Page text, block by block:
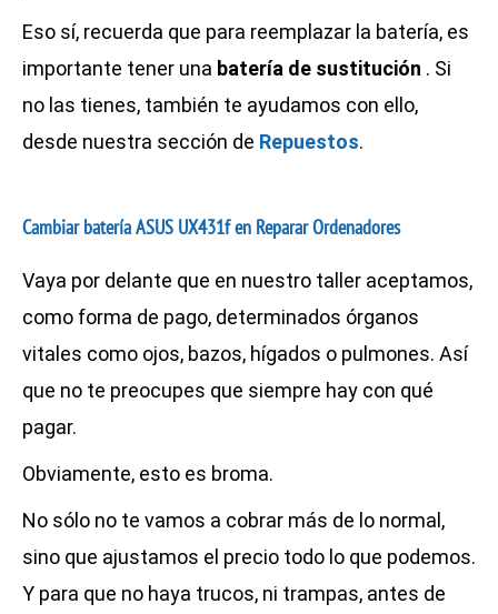
Eso sí, recuerda que para reemplazar la batería, es
importante tener una batería de sustitución . Si
no las tienes, también te ayudamos con ello,
desde nuestra sección de Repuestos.
Cambiar batería ASUS UX431f en Reparar Ordenadores
Vaya por delante que en nuestro taller aceptamos,
como forma de pago, determinados órganos
vitales como ojos, bazos, hígados o pulmones. Así
que no te preocupes que siempre hay con qué
pagar.
Obviamente, esto es broma.
No sólo no te vamos a cobrar más de lo normal,
sino que ajustamos el precio todo lo que podemos.
Y para que no haya trucos, ni trampas, antes de